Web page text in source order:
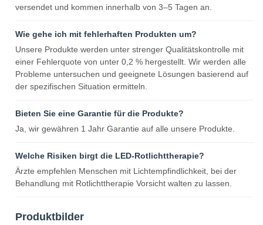
versendet und kommen innerhalb von 3–5 Tagen an.
Wie gehe ich mit fehlerhaften Produkten um?
Unsere Produkte werden unter strenger Qualitätskontrolle mit
einer Fehlerquote von unter 0,2 % hergestellt. Wir werden alle
Probleme untersuchen und geeignete Lösungen basierend auf
der spezifischen Situation ermitteln.
Bieten Sie eine Garantie für die Produkte?
Ja, wir gewähren 1 Jahr Garantie auf alle unsere Produkte.
Welche Risiken birgt die LED-Rotlichttherapie?
Ärzte empfehlen Menschen mit Lichtempfindlichkeit, bei der
Behandlung mit Rotlichttherapie Vorsicht walten zu lassen.
Produktbilder